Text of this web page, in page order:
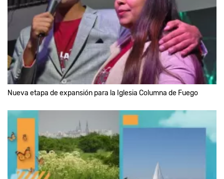
Nueva etapa de expansión para la Iglesia Columna de Fuego